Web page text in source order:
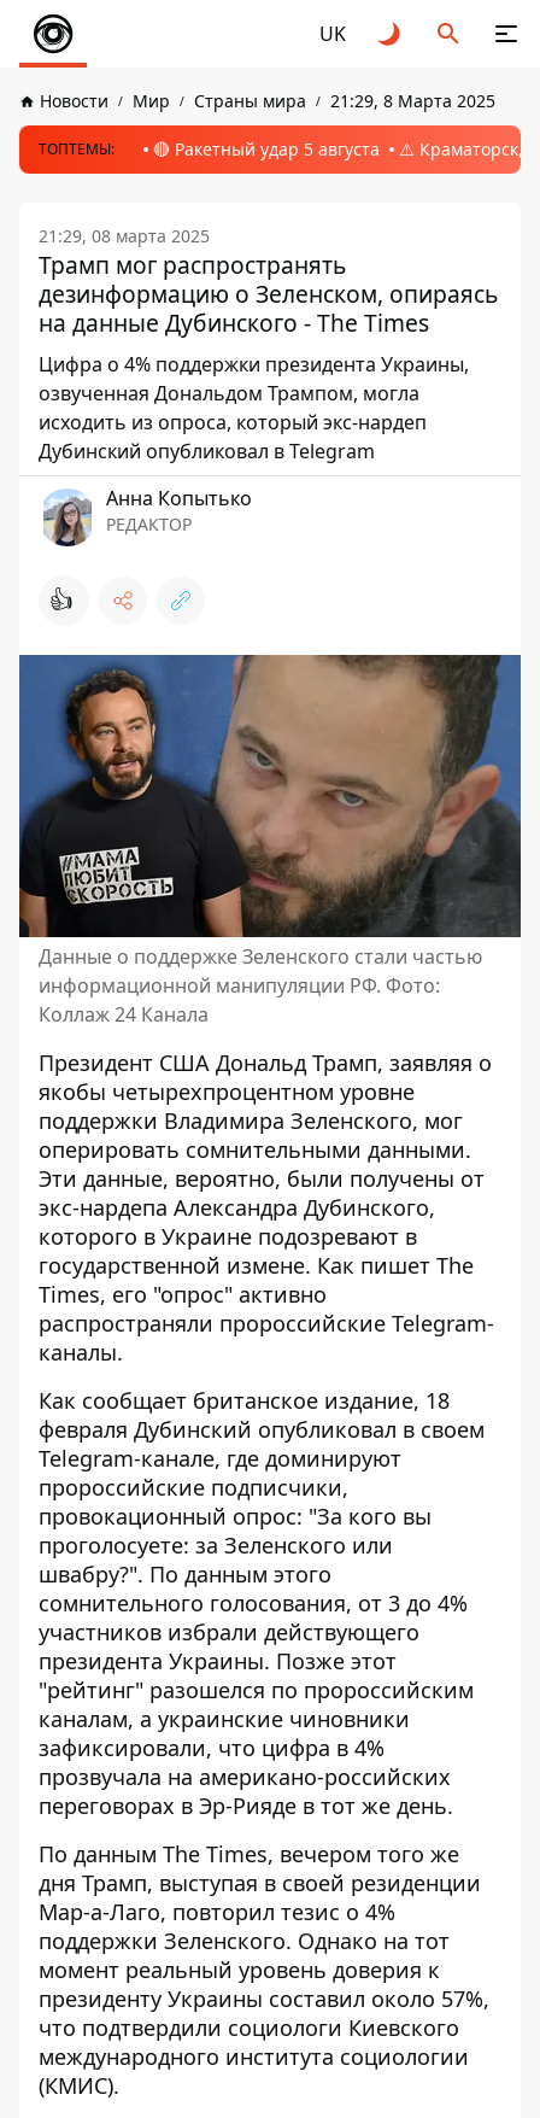
UK
Новости Мир Страны мира 21:29, 8 Марта 2025
ТОПТЕМЫ: 🔴 Ракетный удар 5 августа ⚠️ Краматорск,
21:29, 08 марта 2025
Трамп мог распространять
дезинформацию о Зеленском, опираясь
на данные Дубинского - The Times
Цифра о 4% поддержки президента Украины,
озвученная Дональдом Трампом, могла
исходить из опроса, который экс-нардеп
Дубинский опубликовал в Telegram
Анна Копытько
РЕДАКТОР
👍
Данные о поддержке Зеленского стали частью
информационной манипуляции РФ. Фото:
Коллаж 24 Канала
Президент США Дональд Трамп, заявляя о
якобы четырехпроцентном уровне
поддержки Владимира Зеленского, мог
оперировать сомнительными данными.
Эти данные, вероятно, были получены от
экс-нардепа Александра Дубинского,
которого в Украине подозревают в
государственной измене. Как пишет The
Times, его "опрос" активно
распространяли пророссийские Telegram-
каналы.
Как сообщает британское издание, 18
февраля Дубинский опубликовал в своем
Telegram-канале, где доминируют
пророссийские подписчики,
провокационный опрос: "За кого вы
проголосуете: за Зеленского или
швабру?". По данным этого
сомнительного голосования, от 3 до 4%
участников избрали действующего
президента Украины. Позже этот
"рейтинг" разошелся по пророссийским
каналам, а украинские чиновники
зафиксировали, что цифра в 4%
прозвучала на американо-российских
переговорах в Эр-Рияде в тот же день.
По данным The Times, вечером того же
дня Трамп, выступая в своей резиденции
Мар-а-Лаго, повторил тезис о 4%
поддержки Зеленского. Однако на тот
момент реальный уровень доверия к
президенту Украины составил около 57%,
что подтвердили социологи Киевского
международного института социологии
(КМИС).